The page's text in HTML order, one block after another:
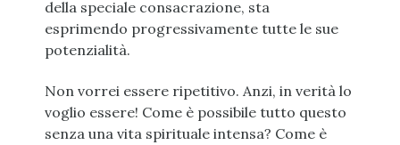
della speciale consacrazione, sta
esprimendo progressivamente tutte le sue
potenzialità.
Non vorrei essere ripetitivo. Anzi, in verità lo
voglio essere! Come è possibile tutto questo
senza una vita spirituale intensa? Come è